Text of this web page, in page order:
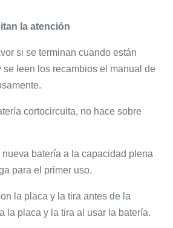
la atención
si se terminan cuando están
se leen los recambios el manual de
cortocircuita, no hace sobre
nueva batería a la capacidad plena
para el primer uso.
la placa y la tira antes de la
la placa y la tira al usar la batería.